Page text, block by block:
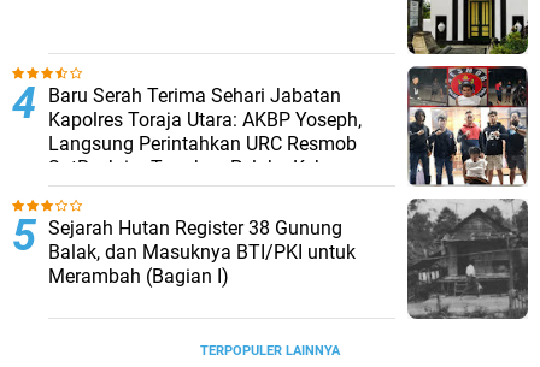
Baru Serah Terima Sehari Jabatan
Kapolres Toraja Utara: AKBP Yoseph,
Langsung Perintahkan URC Resmob
SatReskrim Tangkap Pelaku Kekerasan
Seksual Anak Di Bawah Umur
Sejarah Hutan Register 38 Gunung
Balak, dan Masuknya BTI/PKI untuk
Merambah (Bagian I)
TERPOPULER LAINNYA